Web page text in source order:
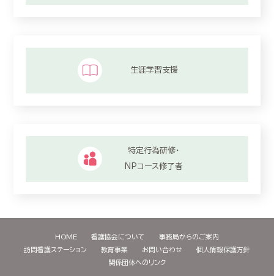
生涯学習支援
特定行為研修・
NPコース修了者
HOME 看護協会について
事務局からのご案内
訪問看護ステーション
教育事業 お問い合わせ
個人情報保護方針
関係団体へのリンク